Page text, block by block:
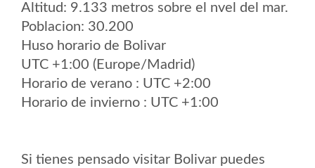
Altitud: 9.133 metros sobre el nvel del mar.
Poblacion: 30.200
Huso horario de Bolivar
UTC +1:00 (Europe/Madrid)
Horario de verano : UTC +2:00
Horario de invierno : UTC +1:00
Si tienes pensado visitar Bolivar puedes